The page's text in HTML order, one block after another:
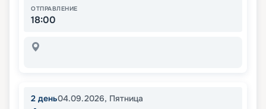
ОТПРАВЛЕНИЕ
18:00
2 день04.09.2026, Пятница